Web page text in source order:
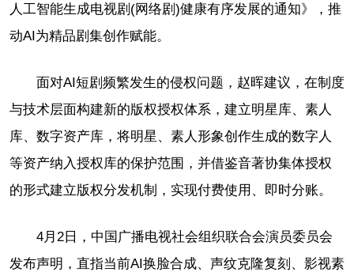
人工智能生成电视剧(网络剧)健康有序发展的通知》，推
动AI为精品剧集创作赋能。
面对AI短剧频繁发生的侵权问题，赵晖建议，在制度
与技术层面构建新的版权授权体系，建立明星库、素人
库、数字资产库，将明星、素人形象创作生成的数字人
等资产纳入授权库的保护范围，并借鉴音著协集体授权
的形式建立版权分发机制，实现付费使用、即时分账。
4月2日，中国广播电视社会组织联合会演员委员会
发布声明，直指当前AI换脸合成、声纹克隆复刻、影视素